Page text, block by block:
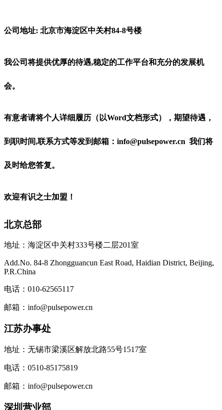
公司地址: 北京市海淀区中关村84-8号楼
我公司将提供优厚的待遇,稳定的工作平台和充分的发展机
会。
有意者请将个人详细履历（以Word文档形式），期望待遇，
到职时间,联系方式等发到邮箱：info@pulsepower.cn 我们将
及时给您答复。
欢迎有识之士加盟！
北京总部
地址：海淀区中关村333号楼二层201室
Add.No. 84-8 Zhongguancun East Road, Haidian District, Beijing,
P.R.China
电话：010-62565117
邮箱：info@pulsepower.cn
江苏办事处
地址：无锡市梁溪区解放北路55号1517室
电话：0510-85175819
邮箱：info@pulsepower.cn
深圳营业部